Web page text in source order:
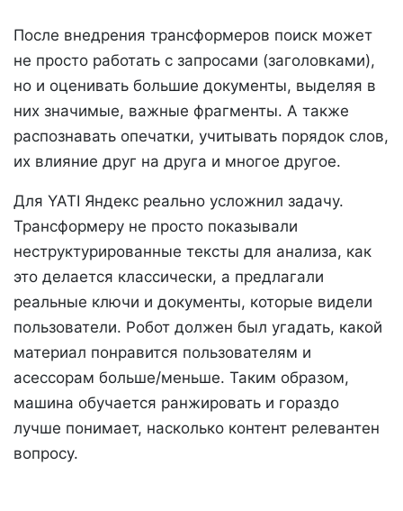
После внедрения трансформеров поиск может
не просто работать с запросами (заголовками),
но и оценивать большие документы, выделяя в
них значимые, важные фрагменты. А также
распознавать опечатки, учитывать порядок слов,
их влияние друг на друга и многое другое.
Для YATI Яндекс реально усложнил задачу.
Трансформеру не просто показывали
неструктурированные тексты для анализа, как
это делается классически, а предлагали
реальные ключи и документы, которые видели
пользователи. Робот должен был угадать, какой
материал понравится пользователям и
асессорам больше/меньше. Таким образом,
машина обучается ранжировать и гораздо
лучше понимает, насколько контент релевантен
вопросу.